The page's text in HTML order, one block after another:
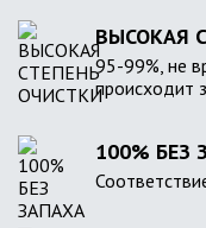
ВЫСОКАЯ
95-99%, не
происходит
100% БЕЗ